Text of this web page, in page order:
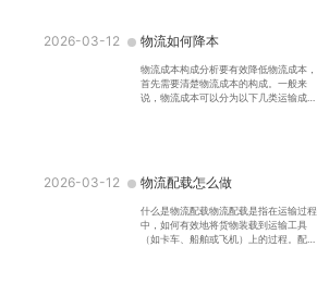
2026-03-12 物流如何降本
物流成本构成分析要有效降低物流成本，
首先需要清楚物流成本的构成。一般来
说，物流成本可以分为以下几类运输成
2026-03-12 物流配载怎么做
什么是物流配载物流配载是指在运输过程
中，如何有效地将货物装载到运输工具
（如卡车、船舶或飞机）上的过程。配载